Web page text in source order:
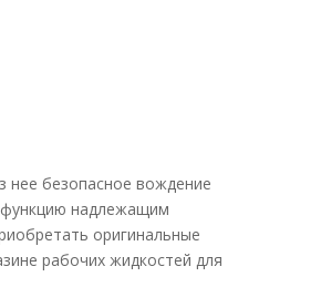
нее безопасное вождение
надлежащим
оригинальные
рабочих жидкостей для